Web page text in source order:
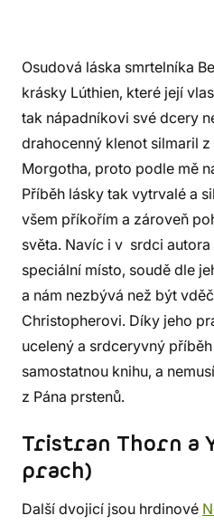
Osudová láska smrtelníka
krásky Lúthien, které její
tak nápadníkovi své dcery
drahocenný klenot silmaril
Morgotha, proto podle mě
Příběh lásky tak vytrvalé a
všem příkořím a zároveň
světa. Navíc i v srdci
speciální místo, soudě dle
a nám nezbývá než být
Christopherovi. Díky jeho
ucelený a srdceryvný
samostatnou knihu, a
z Pána prstenů.
Tristran Thorn a
prach)
Další dvojicí jsou hrdinové